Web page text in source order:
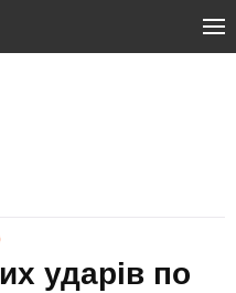
ударів по